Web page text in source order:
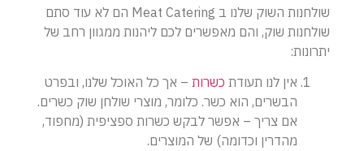
שולחנות השוק שלנו ב Meat Catering הם לא עוד סתם
שולחנות שוק, והם מאפשרים לכם ליהנות ממגוון רחב של
יתרונות:
אין לנו תעודת כשרות – אך כל האוכל שלנו, ובפרט
הבשרים, הוא כשר. כלומר, מוצרי שולחן שוק כשרים.
אם צריך – אפשר לבקש כשרות ספציפית (מחפוד,
מהדרין וכדומה) של המוצרים.